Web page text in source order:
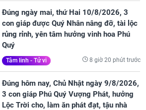
Đúng ngày mai, thứ Hai 10/8/2026, 3
con giáp được Quý Nhân nâng đỡ, tài lộc
rủng rỉnh, yên tâm hưởng vinh hoa Phú
Quý
Tâm linh - Tử vi 8 giờ 20 phút trước
Đúng hôm nay, Chủ Nhật ngày 9/8/2026,
3 con giáp Phú Quý Vượng Phát, hưởng
Lộc Trời cho, làm ăn phát đạt, tậu nhà